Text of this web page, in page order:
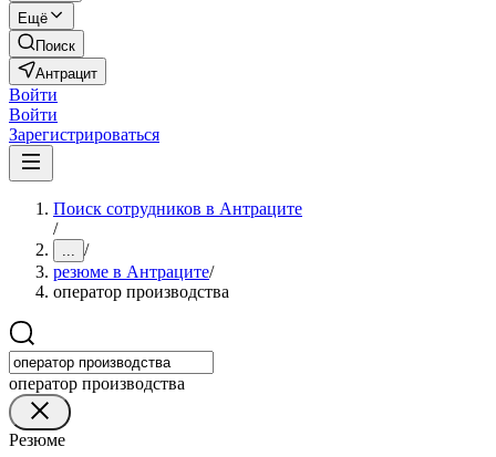
Ещё
Поиск
Антрацит
Войти
Войти
Зарегистрироваться
Поиск сотрудников в Антраците
/
... /
резюме в Антраците/
оператор производства
оператор производства
Резюме